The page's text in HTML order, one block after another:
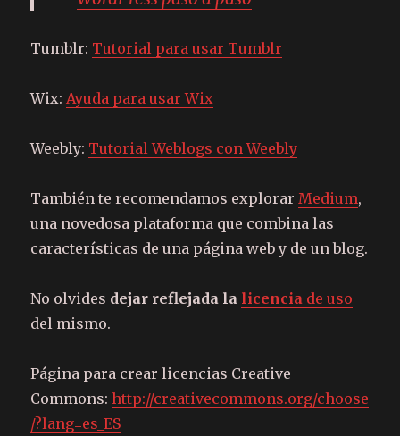
Tumblr: Tutorial para usar Tumblr
Wix:Ayuda para usar Wix
Weebly: Tutorial Weblogs con Weebly
También te recomendamos explorarMedium,
una novedosa plataforma que combina las
características de una página web y de un blog.
No olvides dejar reflejada la licencia de uso
del mismo.
Página para crear licencias Creative
Commons:http://creativecommons.org/choose
/?lang=es_ES